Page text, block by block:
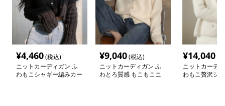
¥4,460(税込)
ニットカーディガン ふ
わもこシャギー編みカー
¥9,040(税込)
ニットカーディガン ふ
わとろ質感 もこもこニ
¥14,040
ニットカーデ
わもこ贅沢シ